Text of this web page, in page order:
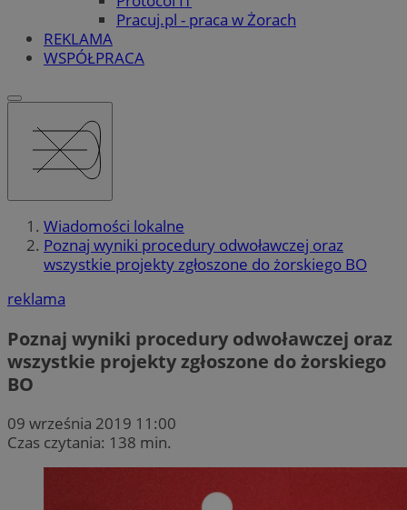
Pracuj.pl - praca w Żorach
REKLAMA
WSPÓŁPRACA
Wiadomości lokalne
Poznaj wyniki procedury odwoławczej oraz
wszystkie projekty zgłoszone do żorskiego BO
reklama
Poznaj wyniki procedury odwoławczej oraz
wszystkie projekty zgłoszone do żorskiego
BO
09 września 2019 11:00
Czas czytania: 138 min.